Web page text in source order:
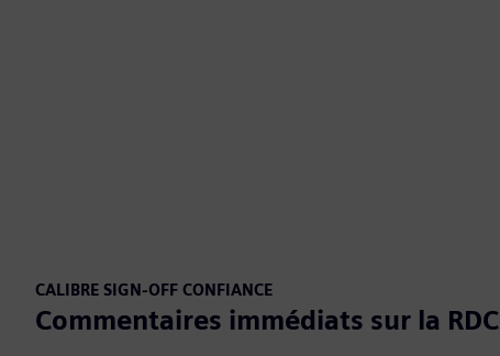
CALIBRE SIGN-OFF CONFIANCE
Commentaires immédiats sur la RDC